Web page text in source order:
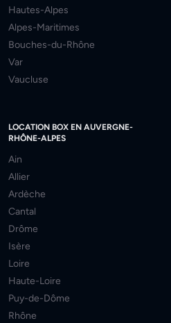
Hautes-Alpes
Alpes-Maritimes
Bouches-du-Rhône
Var
Vaucluse
LOCATION BOX EN AUVERGNE-
RHÔNE-ALPES
Ain
Allier
Ardèche
Cantal
Drôme
Isère
Loire
Haute-Loire
Puy-de-Dôme
Rhône